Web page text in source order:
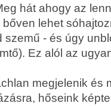
hát ahogy az
bőven lehet
szemű - és úgy
Ez alól az
megjelenik és
hőseink